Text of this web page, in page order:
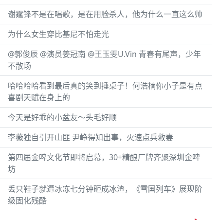
谢霆锋不是在唱歌，是在用脸杀人，他为什么一直这么帅
为什么女生穿比基尼不怕走光
@郭俊辰 @演员姜冠南 @王玉雯U.Vin 青春有尾声，少年
不散场
哈哈哈哈看到最后真的笑到捶桌子！何浩楠你小子是有点
喜剧天赋在身上的
今天是好乖的小盆友～头毛好顺
李薇独自引开山匪 尹峥得知出事，火速点兵救妻
第四届金啤文化节即将启幕，30+精酿厂牌齐聚深圳金啤
坊
丢只鞋子就遭冰冻七分钟砸成冰渣，《雪国列车》展现阶
级固化残酷